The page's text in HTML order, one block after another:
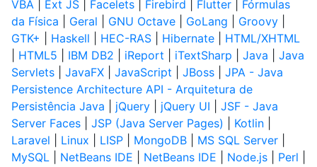
VBA
Ext JS Facelets Firebird Flutter
Fórmulas
da Física
Geral GNU Octave GoLang Groovy
GTK+
Haskell HEC-RAS Hibernate
HTML/XHTML
HTML5 IBM DB2 iReport iTextSharp Java
Java
Servlets
JavaFX JavaScript JBoss
JPA - Java
Persistence Architecture API - Arquitetura de
Persistência Java
jQuery jQuery UI
JSF - Java
Server Faces
JSP (Java Server Pages) Kotlin
Laravel
Linux LISP MongoDB MS SQL Server
MySQL
NetBeans IDE NetBeans IDE Node.js Perl